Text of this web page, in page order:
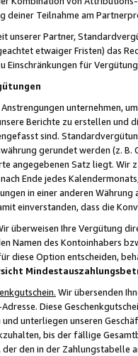
deiner Teilnahme am
unserer Partner,
etwaiger Fristen) das
Einschränkungen für
unternehmen,
Berichte zu erstellen und
sind.
gerundet werden (z.
angegebenen Satz liegt.
Ende jedes
in einer anderen
einverstanden, dass die
überweisen Ihre Vergütung
Namen des Kontoinhabers
diese Option entscheiden,
Wir übersenden
Diese
unterliegen unseren
bis der fällige
der den in der